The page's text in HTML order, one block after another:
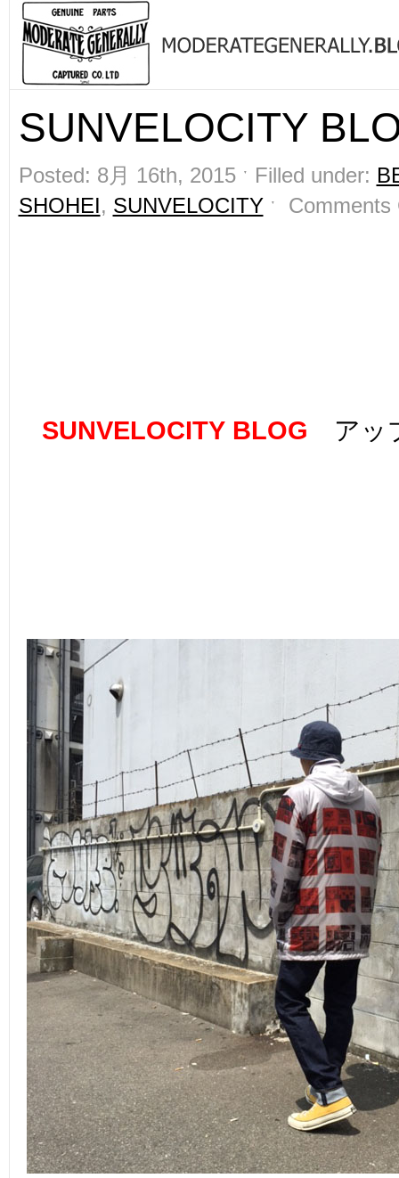
SUNVELOCITY
Posted: 8月 16th, 2015 ˑ Filled under:
SHOHEI, SUNVELOCITYˑ Comments
SUNVELOCITY BLOG アッ